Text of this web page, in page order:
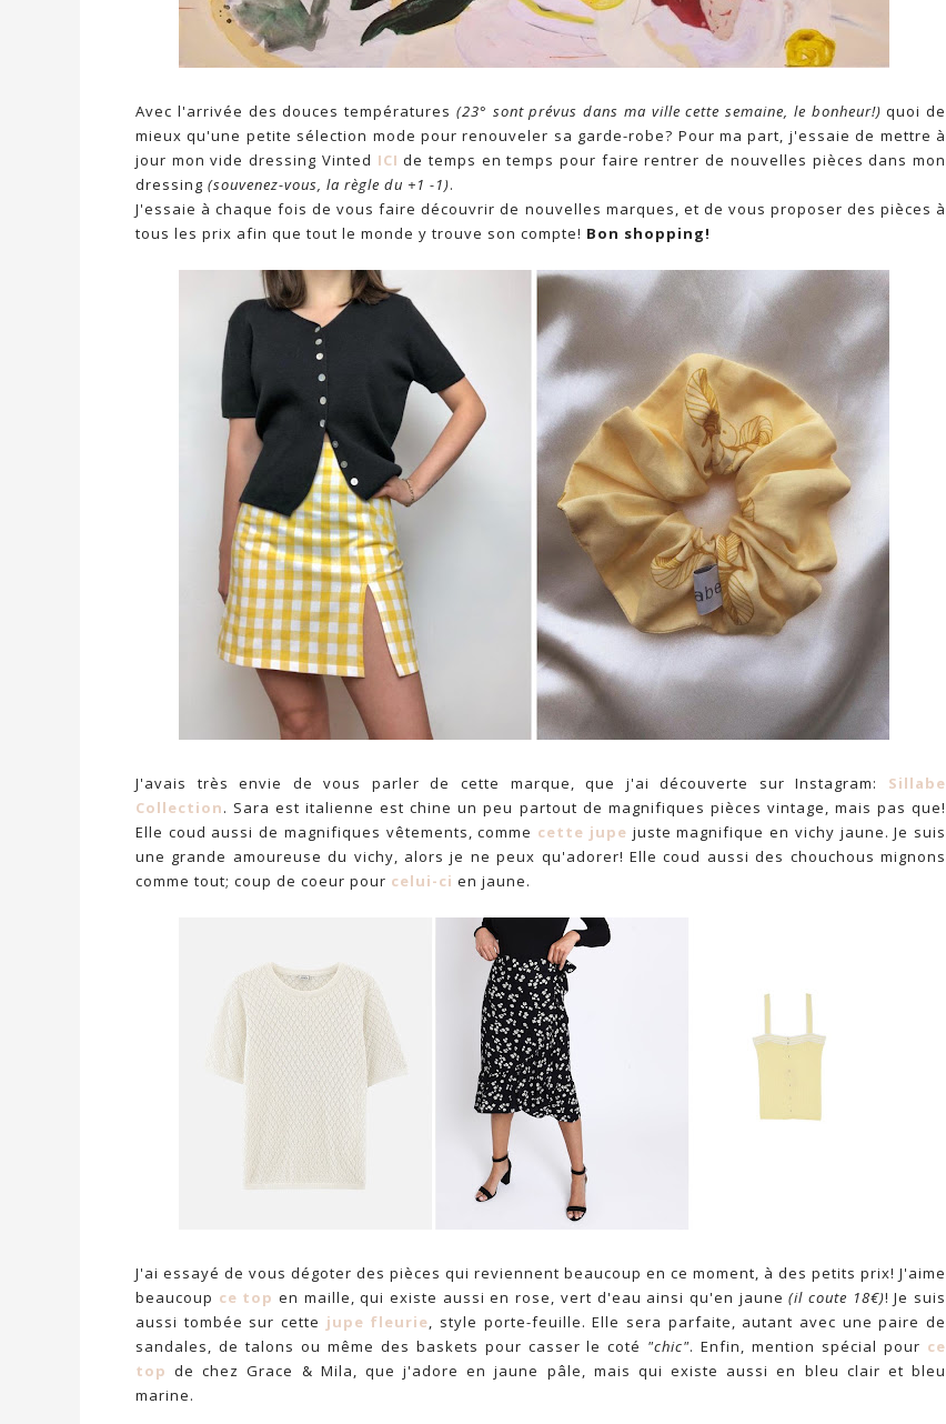
Avec l'arrivée des douces températures (23° sont prévus dans ma ville cette semaine, le bonheur!)quoi de
mieux qu'une petite sélection mode pour renouveler sa garde-robe? Pour ma part, j'essaie de mettre à
jour mon vide dressing Vinted ICI de temps en temps pour faire rentrer de nouvelles pièces dans mon
dressing (souvenez-vous, la règle du +1 -1).
J'essaie à chaque fois de vous faire découvrir de nouvelles marques, et de vous proposer des pièces à
tous les prix afin que tout le monde y trouve son compte! Bon shopping!
J'avais très envie de vous parler de cette marque, que j'ai découverte sur Instagram: Sillabe
Collection. Sara est italienne est chine un peu partout de magnifiques pièces vintage, mais pas que!
Elle coud aussi de magnifiques vêtements, comme cette jupe juste magnifique en vichy jaune. Je suis
une grande amoureuse du vichy, alors je ne peux qu'adorer! Elle coud aussi des chouchous mignons
comme tout; coup de coeur pour celui-ci en jaune.
J'ai essayé de vous dégoter des pièces qui reviennent beaucoup en ce moment, à des petits prix! J'aime
beaucoup ce top en maille, qui existe aussi en rose, vert d'eau ainsi qu'en jaune(il coute 18€)! Je suis
aussi tombée sur cette jupe fleurie, style porte-feuille. Elle sera parfaite, autant avec une paire de
sandales, de talons ou même des baskets pour casser le coté "chic". Enfin, mention spécial pour ce
topde chez Grace & Mila, que j'adore en jaune pâle, mais qui existe aussi en bleu clair et bleu
marine.